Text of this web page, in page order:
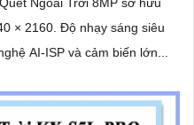
Ngoài Trời 8MP sở hữu
sáng siêu
AI-ISP và cảm biến lớn...